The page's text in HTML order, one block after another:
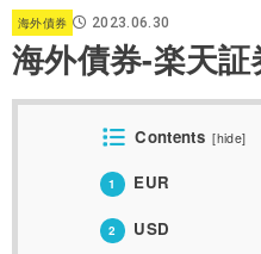
海外債券 2023.06.30
海外債券-楽天証
Contents [hide]
1 EUR
2 USD